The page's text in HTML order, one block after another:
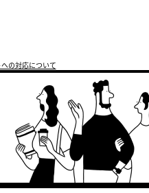
の対応について